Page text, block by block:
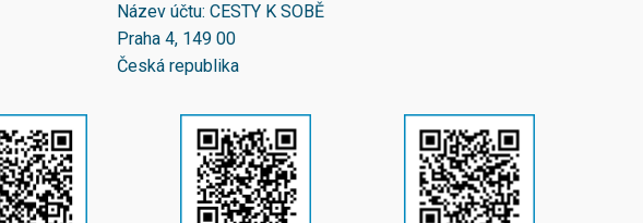
Název účtu: CESTY K SOBĚ
Praha 4, 149 00
Česká republika